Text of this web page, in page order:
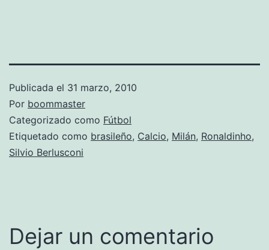
Publicada el 31 marzo, 2010
Por boommaster
Categorizado como Fútbol
Etiquetado como brasileño, Calcio, Milán, Ronaldinho,
Silvio Berlusconi
Dejar un comentario